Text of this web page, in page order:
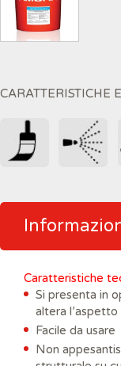
CARATTERISTICHE
Caratteristiche
Si presenta in
altera
Facile da usare
Non